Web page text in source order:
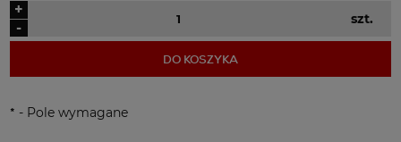
-
+
szt.
DO KOSZYKA
* - Pole wymagane